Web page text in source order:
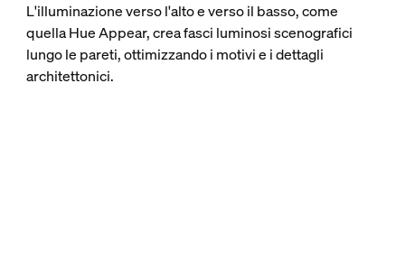
L'illuminazione verso l'alto e verso il basso, come
quella Hue Appear, crea fasci luminosi scenografici
lungo le pareti, ottimizzando i motivi e i dettagli
architettonici.